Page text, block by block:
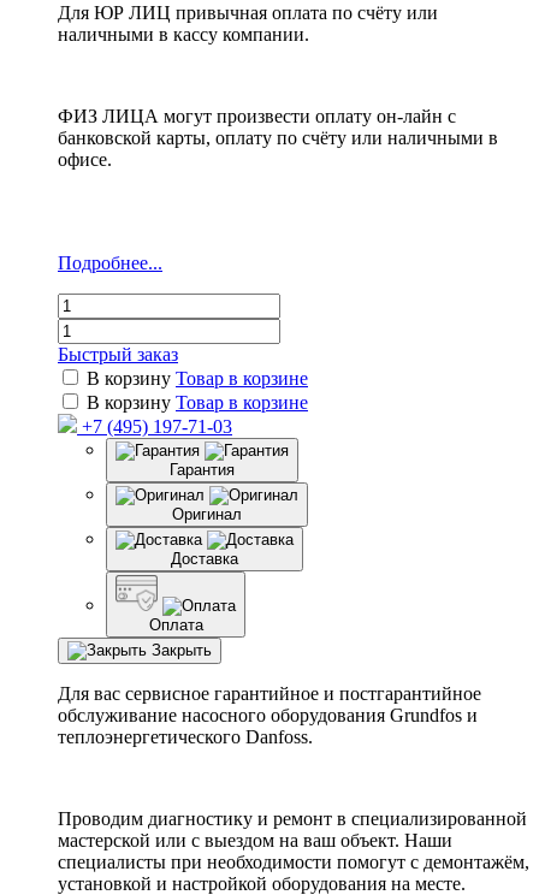
Для ЮР ЛИЦ привычная оплата по счёту или
наличными в кассу компании.
ФИЗ ЛИЦА могут произвести оплату он-лайн с
банковской карты, оплату по счёту или наличными в
офисе.
Подробнее...
Быстрый заказ
В корзину Товар в корзине
В корзину Товар в корзине
+7 (495) 197-71-03
Гарантия
Оригинал
Доставка
Оплата
Закрыть
Для вас сервисное гарантийное и постгарантийное
обслуживание насосного оборудования Grundfos и
теплоэнергетического Danfoss.
Проводим диагностику и ремонт в специализированной
мастерской или с выездом на ваш объект. Наши
специалисты при необходимости помогут с демонтажём,
установкой и настройкой оборудования на месте.